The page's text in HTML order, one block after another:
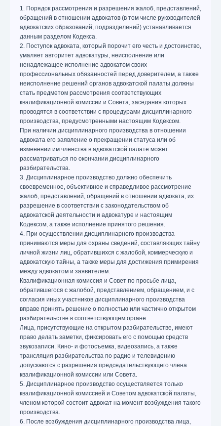
1. Порядок рассмотрения и разрешения жалоб, представлений,
обращений в отношении адвокатов (в том числе руководителей
адвокатских образований, подразделений) устанавливается
данным разделом Кодекса.
2. Поступок адвоката, который порочит его честь и достоинство,
умаляет авторитет адвокатуры, неисполнение или
ненадлежащее исполнение адвокатом своих
профессиональных обязанностей перед доверителем, а также
неисполнение решений органов адвокатской палаты должны
стать предметом рассмотрения соответствующих
квалификационной комиссии и Совета, заседания которых
проводятся в соответствии с процедурами дисциплинарного
производства, предусмотренными настоящим Кодексом.
При наличии дисциплинарного производства в отношении
адвоката его заявление о прекращении статуса или об
изменении им членства в адвокатской палате может
рассматриваться по окончании дисциплинарного
разбирательства.
3. Дисциплинарное производство должно обеспечить
своевременное, объективное и справедливое рассмотрение
жалоб, представлений, обращений в отношении адвоката, их
разрешение в соответствии с законодательством об
адвокатской деятельности и адвокатуре и настоящим
Кодексом, а также исполнение принятого решения.
4. При осуществлении дисциплинарного производства
принимаются меры для охраны сведений, составляющих тайну
личной жизни лиц, обратившихся с жалобой, коммерческую и
адвокатскую тайны, а также меры для достижения примирения
между адвокатом и заявителем.
Квалификационная комиссия и Совет по просьбе лица,
обратившегося с жалобой, представлением, обращением, и с
согласия иных участников дисциплинарного производства
вправе принять решение о полностью или частично открытом
разбирательстве в соответствующем органе.
Лица, присутствующие на открытом разбирательстве, имеют
право делать заметки, фиксировать его с помощью средств
звукозаписи. Кино- и фотосъемка, видеозапись, а также
трансляция разбирательства по радио и телевидению
допускаются с разрешения председательствующего члена
квалификационной комиссии или Совета.
5. Дисциплинарное производство осуществляется только
квалификационной комиссией и Советом адвокатской палаты,
членом которой состоит адвокат на момент возбуждения такого
производства.
6. После возбуждения дисциплинарного производства лица,